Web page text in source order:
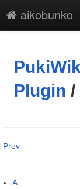
aikobunko
添付
凍結解除
Plugin /
Prev
A